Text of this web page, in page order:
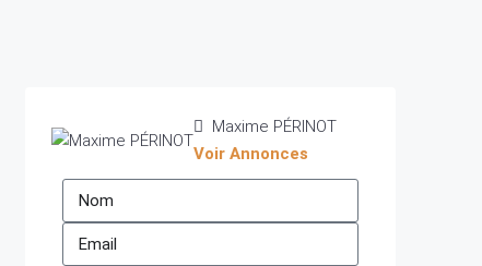
Maxime PÉRINOT
Voir Annonces